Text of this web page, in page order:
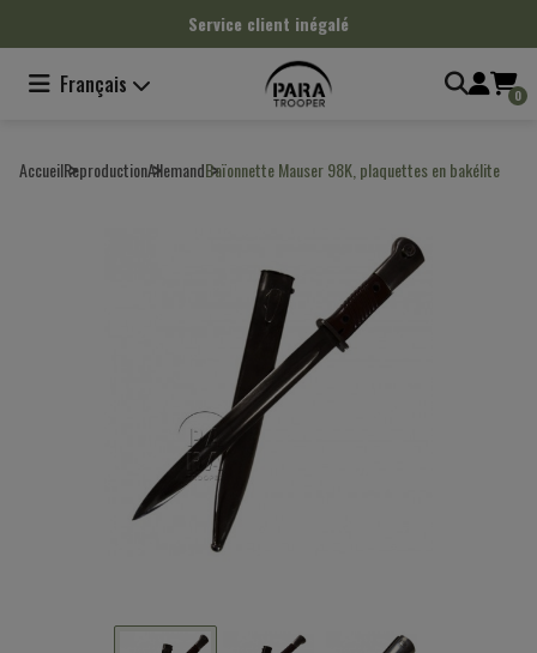
Service client inégalé
Français 0
AccueilReproductionAllemandBaïonnette Mauser 98K, plaquettes en bakélite